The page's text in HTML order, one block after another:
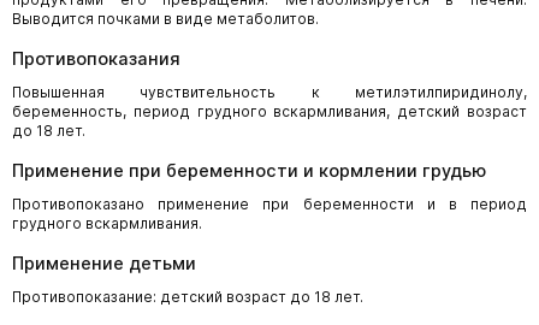
Выводится почками в виде метаболитов.
Противопоказания
Повышенная чувствительность к метилэтилпиридинолу,
беременность, период грудного вскармливания, детский возраст
до 18 лет.
Применение при беременности и кормлении грудью
Противопоказано применение при беременности и в период
грудного вскармливания.
Применение детьми
Противопоказание: детский возраст до 18 лет.